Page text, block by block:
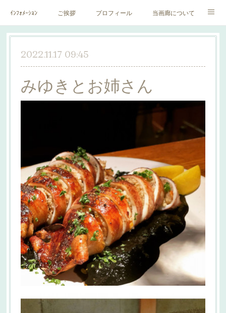
ｲﾝﾌｫﾒｰｼｮﾝ ご挨拶 プロフィール 当画廊について
作家一覧 絵里子画報
2022.11.17 09:45
みゆきとお姉さん